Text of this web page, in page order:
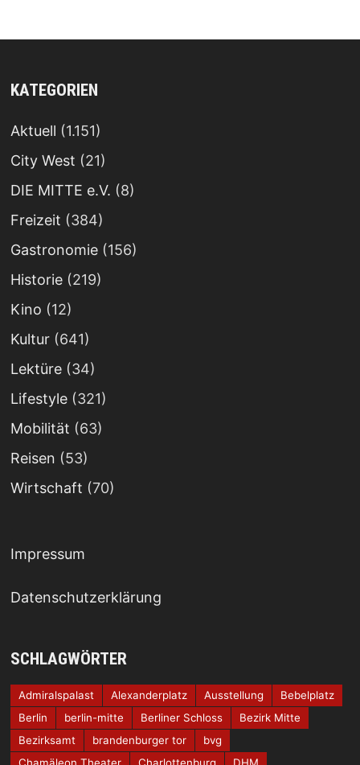
KATEGORIEN
Aktuell (1.151)
City West (21)
DIE MITTE e.V. (8)
Freizeit (384)
Gastronomie(156)
Historie(219)
Kino (12)
Kultur(641)
Lektüre(34)
Lifestyle(321)
Mobilität (63)
Reisen (53)
Wirtschaft (70)
Impressum
Datenschutzerklärung
SCHLAGWÖRTER
Admiralspalast Alexanderplatz Ausstellung
Bebelplatz
Berlin
berlin-mitte Berliner Schloss
Bezirk Mitte
Bezirksamt
brandenburger tor
bvg